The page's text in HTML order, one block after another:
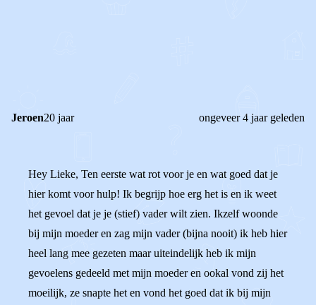
Jeroen20 jaar ongeveer 4 jaar geleden
Hey Lieke, Ten eerste wat rot voor je en wat goed dat je
hier komt voor hulp! Ik begrijp hoe erg het is en ik weet
het gevoel dat je je (stief) vader wilt zien. Ikzelf woonde
bij mijn moeder en zag mijn vader (bijna nooit) ik heb hier
heel lang mee gezeten maar uiteindelijk heb ik mijn
gevoelens gedeeld met mijn moeder en ookal vond zij het
moeilijk, ze snapte het en vond het goed dat ik bij mijn